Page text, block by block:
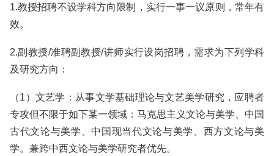
1.教授招聘不设学科方向限制，实行一事一议原则，常年有
效。
2.副教授/准聘副教授/讲师实行设岗招聘，需求为下列学科
及研究方向：
（1）文艺学：从事文学基础理论与文艺美学研究，应聘者
专攻但不限于如下某一领域：马克思主义文论与美学、中国
古代文论与美学、中国现当代文论与美学、西方文论与美
学。兼跨中西文论与美学研究者优先。